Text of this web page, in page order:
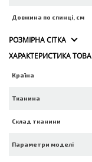
Довжина по спинці, см
РОЗМІРНА СІТКА
ХАРАКТЕРИСТИКА
Країна
Тканина
Склад тканини
Параметри моделі